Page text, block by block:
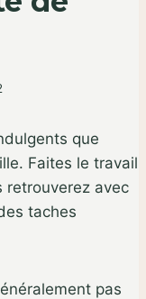
que
Faites le travail
retrouverez avec
taches
pas